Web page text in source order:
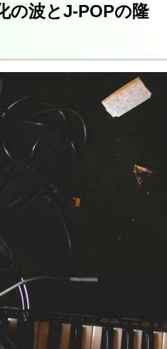
の波とJ-POPの隆